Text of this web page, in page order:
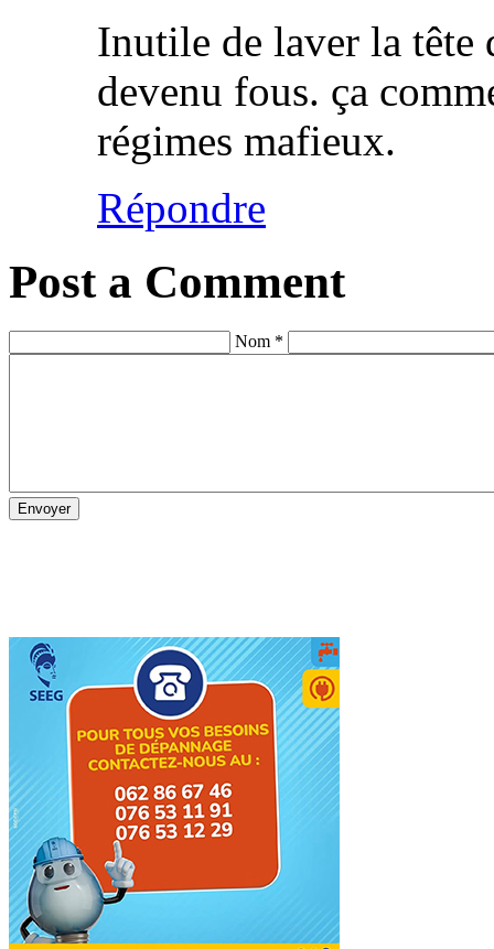
Inutile de laver la tête
devenu fous. ça
régimes mafieux.
Répondre
Post a Comment
Nom *